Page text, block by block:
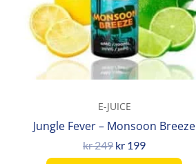
E-JUICE
Jungle Fever – Monsoon Breeze
kr249 kr 199